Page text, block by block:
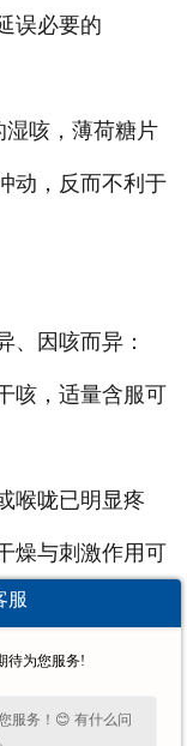
误必要的
咳，薄荷糖片
动，反而不利于
因咳而异：
，适量含服可
咙已明显疼
燥与刺激作用可
虽诱人，却需
咳嗽，可靠的
服
待为您服务!
服务！😊 有什么问